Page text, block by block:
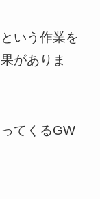
いう作業を
がありま
てくるGW